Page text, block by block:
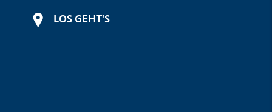
LOS GEHT'S